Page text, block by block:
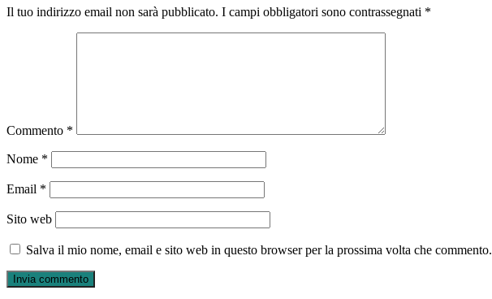
Il tuo indirizzo email non sarà pubblicato. I campi obbligatori sono contrassegnati *
Commento *
Nome *
Email *
Sito web
Salva il mio nome, email e sito web in questo browser per la prossima volta che commento.